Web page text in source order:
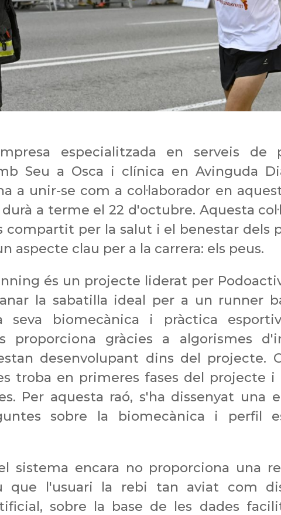
especialitzada en serveis de
Seu a Osca i clínica en Avinguda
a unir-se com a col·laborador en
a terme el 22 d'octubre. Aquesta
compartit per la salut i el benestar dels
aspecte clau per a la carrera: els peus.
és un projecte liderat per
la sabatilla ideal per a un runner
seva biomecànica i pràctica
proporciona gràcies a algorismes
desenvolupant dins del projecte.
troba en primeres fases del projecte i
Per aquesta raó, s'ha dissenyat una
sobre la biomecànica i perfil
sistema encara no proporciona una
que l'usuari la rebi tan aviat com
sobre la base de les dades